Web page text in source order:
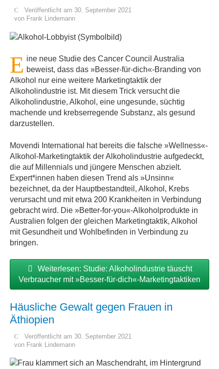
von Frank Lindemann
Veröffentlicht am 30. September 2021
E ine neue Studie des Cancer Council Australia
beweist, dass das »Besser-für-dich«-Branding von
Alkohol nur eine weitere Marketingtaktik der
Alkoholindustrie ist. Mit diesem Trick versucht die
Alkoholindustrie, Alkohol, eine ungesunde, süchtig
machende und krebserregende Substanz, als gesund
darzustellen.
Movendi International hat bereits die falsche »Wellness«-
Alkohol-Marketingtaktik der Alkoholindustrie aufgedeckt,
die auf Millennials und jüngere Menschen abzielt.
Expert*innen haben diesen Trend als »Unsinn«
bezeichnet, da der Hauptbestandteil, Alkohol, Krebs
verursacht und mit etwa 200 Krankheiten in Verbindung
gebracht wird. Die »Better-for-you«-Alkoholprodukte in
Australien folgen der gleichen Marketingtaktik, Alkohol
mit Gesundheit und Wohlbefinden in Verbindung zu
bringen.
Weiterlesen: Studie: Alkoholindustrie täuscht
Verbraucher mit »Besser-für-dich«-Marketingtaktiken
Häusliche Gewalt gegen Frauen in
Äthiopien
von Frank Lindemann
Veröffentlicht am 30. September 2021